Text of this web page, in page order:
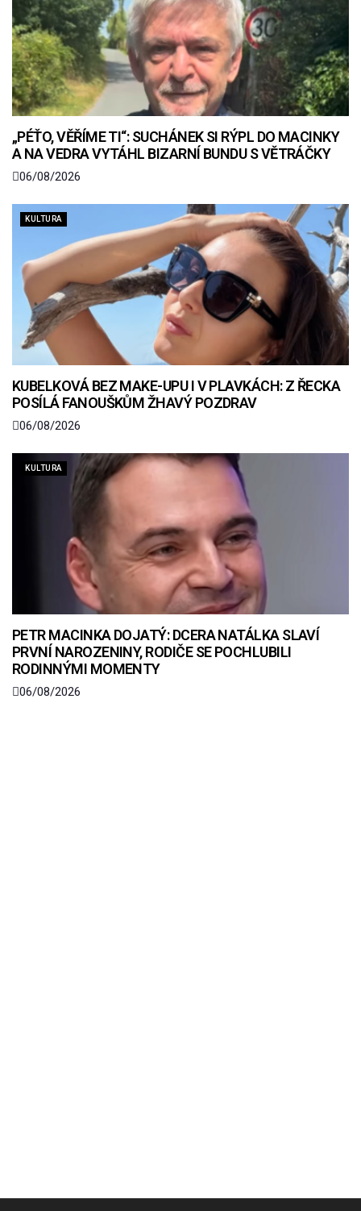
„PÉŤO, VĚŘÍME TI“: SUCHÁNEK SI RÝPL DO MACINKY
A NA VEDRA VYTÁHL BIZARNÍ BUNDU S VĚTRÁČKY
06/08/2026
KULTURA
KUBELKOVÁ BEZ MAKE-UPU I V PLAVKÁCH: Z ŘECKA
POSÍLÁ FANOUŠKŮM ŽHAVÝ POZDRAV
06/08/2026
KULTURA
PETR MACINKA DOJATÝ: DCERA NATÁLKA SLAVÍ
PRVNÍ NAROZENINY, RODIČE SE POCHLUBILI
RODINNÝMI MOMENTY
06/08/2026